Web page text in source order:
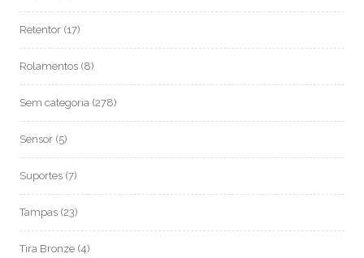
Retentor (17)
Rolamentos (8)
Sem categoria (278)
Sensor (5)
Suportes (7)
Tampas (23)
Tira Bronze (4)